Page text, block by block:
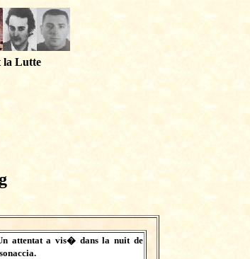
la Lutte
attentat a vis� dans la nuit de